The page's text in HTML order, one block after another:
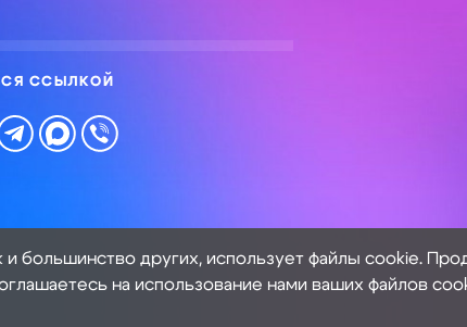
ССЫЛКОЙ
и большинство других, использует файлы cookie.
на использование нами ваших файлов